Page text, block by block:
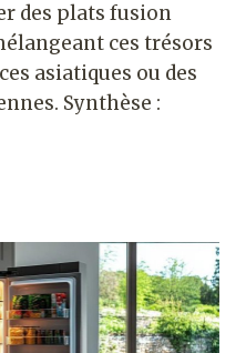
des plats fusion
ces trésors
asiatiques ou des
Synthèse :